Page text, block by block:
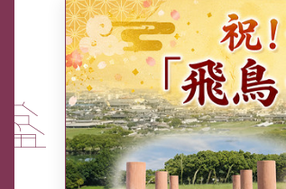
中東情勢や原油価格上昇の影響
を受ける中小企業向け相談窓口
について